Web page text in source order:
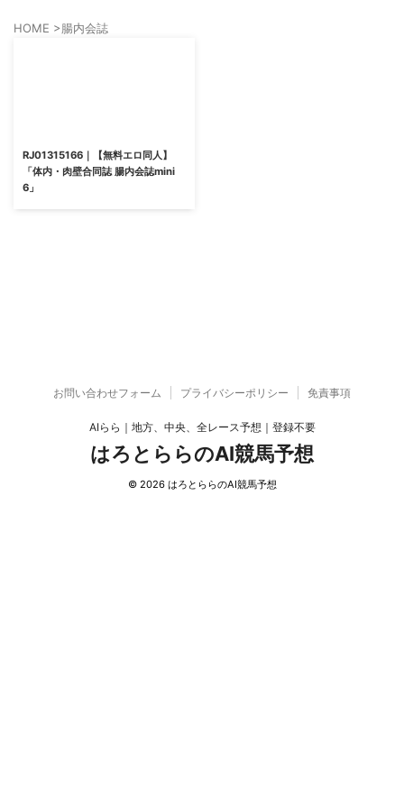
HOME >腸内会誌
RJ01315166｜【無料エロ同人】
「体内・肉壁合同誌 腸内会誌mini
6」
お問い合わせフォーム プライバシーポリシー 免責事項
AIらら｜地方、中央、全レース予想｜登録不要
はろとららのAI競馬予想
© 2026 はろとららのAI競馬予想